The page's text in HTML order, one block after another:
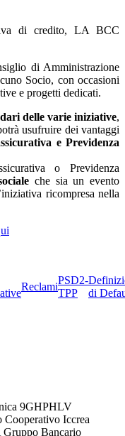
di credito, LA BCC
di Amministrazione
Socio, con occasioni
e progetti dedicati.
delle varie iniziative,
usufruire dei vantaggi
e Previdenza
o Previdenza
che sia un evento
ricompresa nella
Reclami
PSD2-
TPP
di
9GHPHLV
Cooperativo Iccrea
Gruppo Bancario